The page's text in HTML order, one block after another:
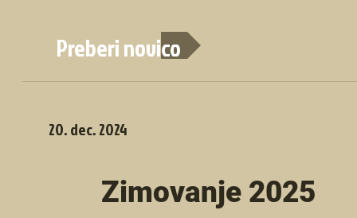
Preberi novico
20. dec. 2024
Zimovanje 2025